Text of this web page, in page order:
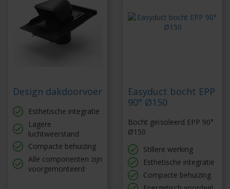
Design dakdoorvoer
Esthetische integratie
Lagere
luchtweerstand
Compacte behuizing
Alle componenten zijn
voorgemonteerd
Easyduct bocht EPP
90° Ø150
Bocht geïsoleerd EPP 90°
Ø150
Stillere werking
Esthetische integratie
Compacte behuizing